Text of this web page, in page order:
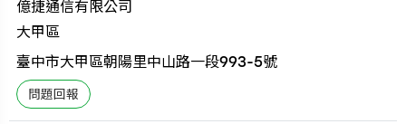
億捷通信有限公司
大甲區
臺中市大甲區朝陽里中山路一段993-5號